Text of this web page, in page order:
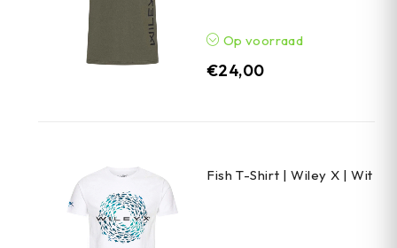
Op voorraad
€24,00
Fish T-Shirt | Wiley X | Wit